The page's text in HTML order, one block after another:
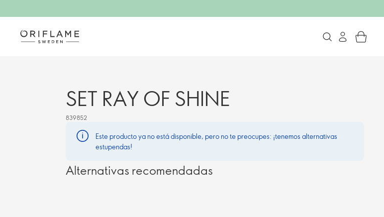
SET RAY OF SHINE
839852
Este producto ya no está disponible, pero no te preocupes: ¡tenemos alternativas
estupendas!
Alternativas recomendadas